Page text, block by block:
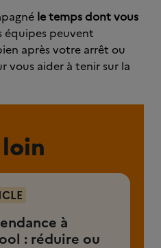
le temps dont vous
équipes peuvent
après votre arrêt ou
vous aider à tenir sur la
à
: réduire ou